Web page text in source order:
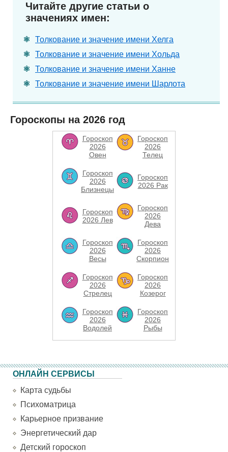
Читайте другие статьи о
значениях имен:
Толкование и значение имени Хелга
Толкование и значение имени Хольда
Толкование и значение имени Ханне
Толкование и значение имени Шарлота
Гороскопы на 2026 год
Гороскоп
2026
Овен
Гороскоп
2026
Телец
Гороскоп
2026
Близнецы
Гороскоп
2026 Рак
Гороскоп
2026 Лев
Гороскоп
2026
Дева
Гороскоп
2026
Весы
Гороскоп
2026
Скорпион
Гороскоп
2026
Стрелец
Гороскоп
2026
Козерог
Гороскоп
2026
Водолей
Гороскоп
2026
Рыбы
ОНЛАЙН СЕРВИСЫ
Карта судьбы
Психоматрица
Карьерное призвание
Энергетический дар
Детский гороскоп